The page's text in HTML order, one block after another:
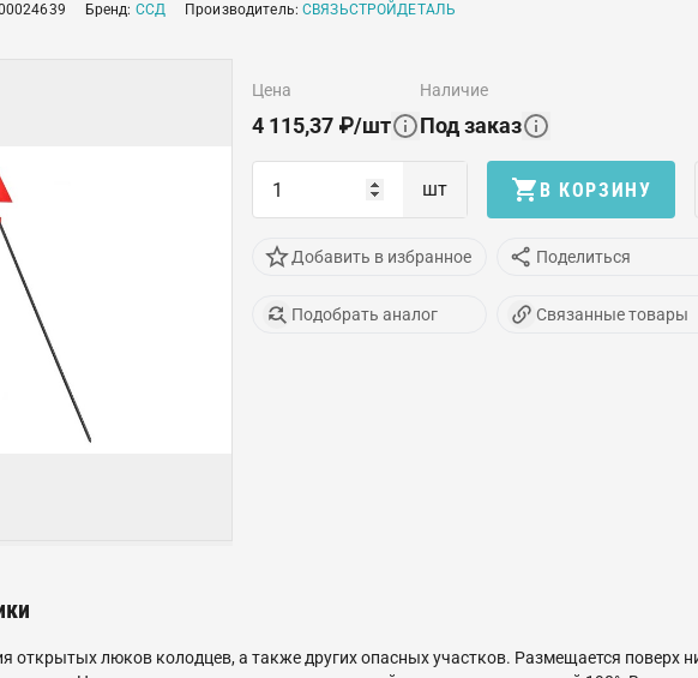
Бренд: ССД Производитель:СВЯЗЬСТРОЙДЕТАЛЬ
цена
4 115,37 ₽/шт
наличие
Под заказ
шт В КОРЗИНУ
Добавить в избранное Поделиться
Подобрать аналог Связанные товары
открытых люков колодцев, а также других опасных участков. Размещается поверх